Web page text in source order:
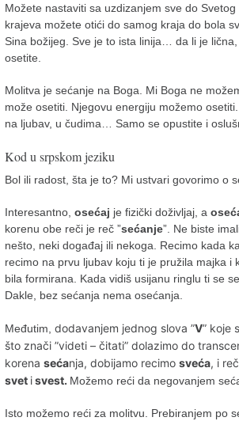
Možete nastaviti sa uzdizanjem sve do
krajeva možete otići do samog kraja do bola
Sina božijeg. Sve je to ista linija… da li je
osetite.
Molitva je sećanje na Boga. Mi Boga ne
može osetiti. Njegovu energiju možemo
na ljubav, u čudima… Samo se opustite i
Kod u srpskom jeziku
Bol ili radost, šta je to? Mi ustvari govorimo o
Interesantno, osećaj je fizički doživljaj, a
korenu obe reči je reč ”sećanje”. Ne biste
nešto, neki događaj ili nekoga. Recimo kada
recimo na prvu ljubav koju ti je pružila majka
bila formirana. Kada vidiš usijanu ringlu ti se
Dakle, bez sećanja nema osećanja.
Međutim, dodavanjem jednog slova ”V” koje
što znači ”videti – čitati” dolazimo do
korena sećanja, dobijamo recimo sveća, i
svet isvest. Možemo reći da negovanjem
Isto možemo reći za molitvu. Prebiranjem po